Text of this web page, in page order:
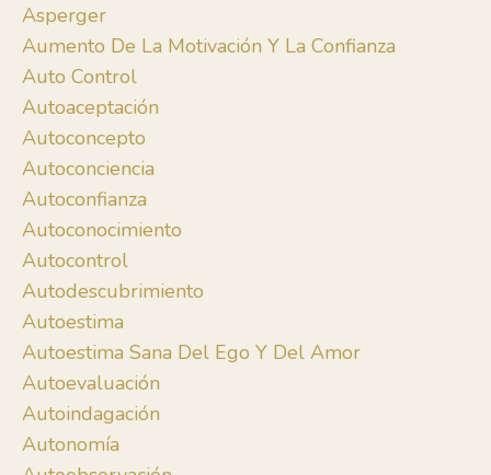
Asperger
Aumento De La Motivación Y La Confianza
Auto Control
Autoaceptación
Autoconcepto
Autoconciencia
Autoconfianza
Autoconocimiento
Autocontrol
Autodescubrimiento
Autoestima
Autoestima Sana Del Ego Y Del Amor
Autoevaluación
Autoindagación
Autonomía